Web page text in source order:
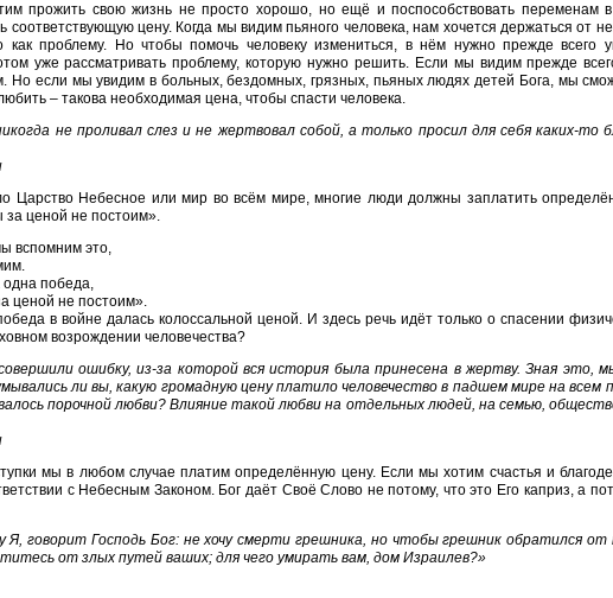
прожить свою жизнь не просто хорошо, но ещё и поспособствовать переменам
соответствующую цену. Когда мы видим пьяного человека, нам хочется держаться от
как проблему. Но чтобы помочь человеку измениться, в нём нужно прежде всего
уже рассматривать проблему, которую нужно решить. Если мы видим прежде
Но если мы увидим в больных, бездомных, грязных, пьяных людях детей Бога, мы
– такова необходимая цена, чтобы спасти человека.
не проливал слез и не жертвовал собой, а только просил для себя каких-то
Царство Небесное или мир во всём мире, многие люди должны заплатить
ценой не постоим».
вспомним это,
победа,
ценой не постоим».
в войне далась колоссальной ценой. И здесь речь идёт только о спасении
возрождении человечества?
ошибку, из-за которой вся история была принесена в жертву. Зная это,
ли вы, какую громадную цену платило человечество в падшем мире на всем
порочной любви? Влияние такой любви на отдельных людей, на семью,
мы в любом случае платим определённую цену. Если мы хотим счастья и
с Небесным Законом. Бог даёт Своё Слово не потому, что это Его каприз, а
Я, говорит Господь Бог: не хочу смерти грешника, но чтобы грешник обратился от
от злых путей ваших; для чего умирать вам, дом Израилев?»